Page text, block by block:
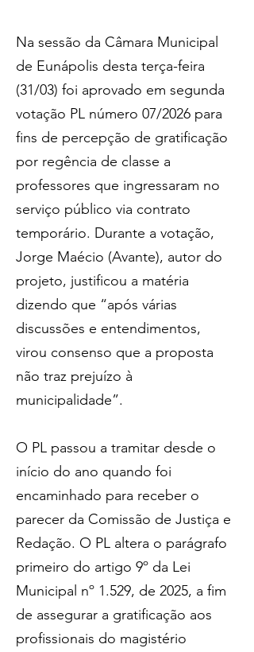
Na sessão da Câmara Municipal
de Eunápolis desta terça-feira
(31/03) foi aprovado em segunda
votação PL número 07/2026 para
fins de percepção de gratificação
por regência de classe a
professores que ingressaram no
serviço público via contrato
temporário. Durante a votação,
Jorge Maécio (Avante), autor do
projeto, justificou a matéria
dizendo que “após várias
discussões e entendimentos,
virou consenso que a proposta
não traz prejuízo à
municipalidade”.
O PL passou a tramitar desde o
início do ano quando foi
encaminhado para receber o
parecer da Comissão de Justiça e
Redação. O PL altera o parágrafo
primeiro do artigo 9º da Lei
Municipal nº 1.529, de 2025, a fim
de assegurar a gratificação aos
profissionais do magistério